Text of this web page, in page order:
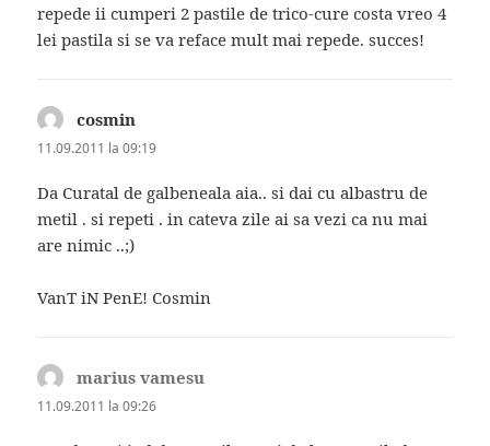
repede ii cumperi 2 pastile de trico-cure costa vreo 4
lei pastila si se va reface mult mai repede. succes!
cosmin
11.09.2011 la 09:19
Da Curatal de galbeneala aia.. si dai cu albastru de
metil . si repeti . in cateva zile ai sa vezi ca nu mai
are nimic ..;)
VanT iN PenE! Cosmin
marius vamesu
11.09.2011 la 09:26